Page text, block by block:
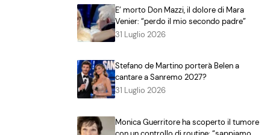
E’ morto Don Mazzi, il dolore di Mara
Venier: “perdo il mio secondo padre”
31 Luglio 2026
Stefano de Martino porterà Belen a
cantare a Sanremo 2027?
31 Luglio 2026
Monica Guerritore ha scoperto il tumore